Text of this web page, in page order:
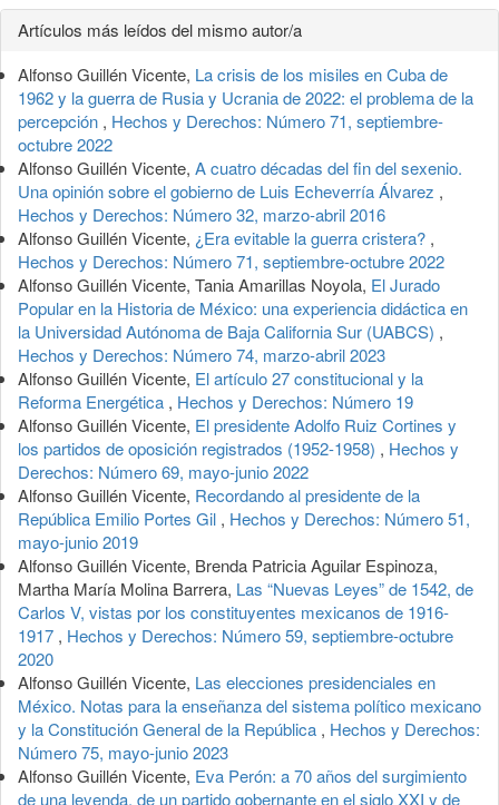
Detalles
del
artículo
Artículos más leídos del mismo autor/a
Alfonso Guillén Vicente, La crisis de los misiles en Cuba de
1962 y la guerra de Rusia y Ucrania de 2022: el problema de la
percepción , Hechos y Derechos: Número 71, septiembre-
octubre 2022
Alfonso Guillén Vicente, A cuatro décadas del fin del sexenio.
Una opinión sobre el gobierno de Luis Echeverría Álvarez ,
Hechos y Derechos: Número 32, marzo-abril 2016
Alfonso Guillén Vicente, ¿Era evitable la guerra cristera? ,
Hechos y Derechos: Número 71, septiembre-octubre 2022
Alfonso Guillén Vicente, Tania Amarillas Noyola, El Jurado
Popular en la Historia de México: una experiencia didáctica en
la Universidad Autónoma de Baja California Sur (UABCS) ,
Hechos y Derechos: Número 74, marzo-abril 2023
Alfonso Guillén Vicente, El artículo 27 constitucional y la
Reforma Energética , Hechos y Derechos: Número 19
Alfonso Guillén Vicente, El presidente Adolfo Ruiz Cortines y
los partidos de oposición registrados (1952-1958) , Hechos y
Derechos: Número 69, mayo-junio 2022
Alfonso Guillén Vicente, Recordando al presidente de la
República Emilio Portes Gil , Hechos y Derechos: Número 51,
mayo-junio 2019
Alfonso Guillén Vicente, Brenda Patricia Aguilar Espinoza,
Martha María Molina Barrera, Las “Nuevas Leyes” de 1542, de
Carlos V, vistas por los constituyentes mexicanos de 1916-
1917 , Hechos y Derechos: Número 59, septiembre-octubre
2020
Alfonso Guillén Vicente, Las elecciones presidenciales en
México. Notas para la enseñanza del sistema político mexicano
y la Constitución General de la República , Hechos y Derechos:
Número 75, mayo-junio 2023
Alfonso Guillén Vicente, Eva Perón: a 70 años del surgimiento
de una leyenda, de un partido gobernante en el siglo XXI y de